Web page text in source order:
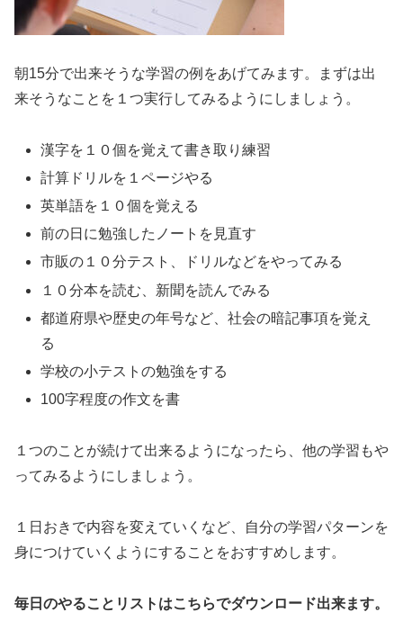
朝15分で出来そうな学習の例をあげてみます。まずは出
来そうなことを１つ実行してみるようにしましょう。
漢字を１０個を覚えて書き取り練習
計算ドリルを１ページやる
英単語を１０個を覚える
前の日に勉強したノートを見直す
市販の１０分テスト、ドリルなどをやってみる
１０分本を読む、新聞を読んでみる
都道府県や歴史の年号など、社会の暗記事項を覚え
る
学校の小テストの勉強をする
100字程度の作文を書
１つのことが続けて出来るようになったら、他の学習もや
ってみるようにしましょう。
１日おきで内容を変えていくなど、自分の学習パターンを
身につけていくようにすることをおすすめします。
毎日のやることリストはこちらでダウンロード出来ます。